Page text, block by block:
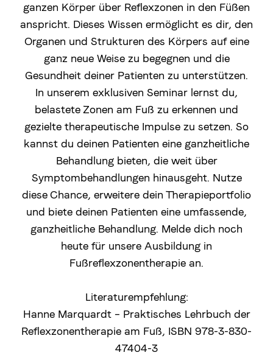
ganzen Körper über Reflexzonen in den Füßen
anspricht. Dieses Wissen ermöglicht es dir, den
Organen und Strukturen des Körpers auf eine
ganz neue Weise zu begegnen und die
Gesundheit deiner Patienten zu unterstützen.
In unserem exklusiven Seminar lernst du,
belastete Zonen am Fuß zu erkennen und
gezielte therapeutische Impulse zu setzen. So
kannst du deinen Patienten eine ganzheitliche
Behandlung bieten, die weit über
Symptombehandlungen hinausgeht. Nutze
diese Chance, erweitere dein Therapieportfolio
und biete deinen Patienten eine umfassende,
ganzheitliche Behandlung. Melde dich noch
heute für unsere Ausbildung in
Fußreflexzonentherapie an.
Literaturempfehlung:
Hanne Marquardt – Praktisches Lehrbuch der
Reflexzonentherapie am Fuß, ISBN 978-3-830-
47404-3